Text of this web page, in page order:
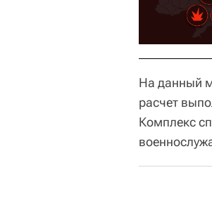
На данный
расчет
Комплекс